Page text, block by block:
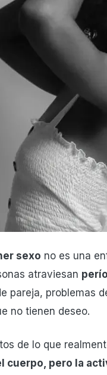
sexo no es una
atraviesan
pareja, problemas
no tienen deseo.
de lo que
cuerpo, pero la